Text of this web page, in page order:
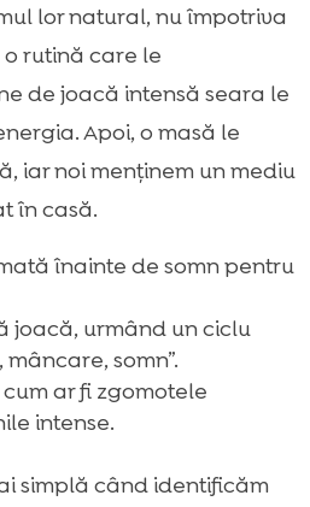
lor natural, nu împotriva
rutină care le
de joacă intensă seara le
Apoi, o masă le
iar noi menținem un mediu
în casă.
înainte de somn pentru
joacă, urmând un ciclu
somn”.
ar fi zgomotele
intense.
simplă când identificăm